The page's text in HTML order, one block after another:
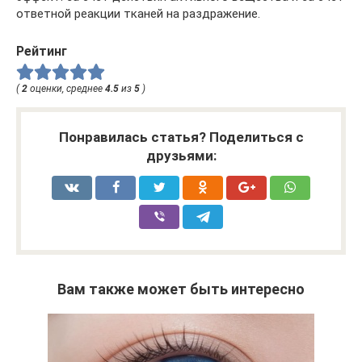
ответной реакции тканей на раздражение.
Рейтинг
( 2 оценки, среднее 4.5 из 5 )
Понравилась статья? Поделиться с
друзьями:
Вам также может быть интересно